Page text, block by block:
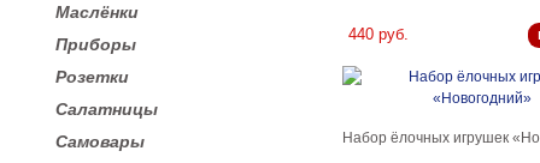
Маслёнки
Приборы
Розетки
Салатницы
Самовары
440 руб.
Набор ёлочных игрушек